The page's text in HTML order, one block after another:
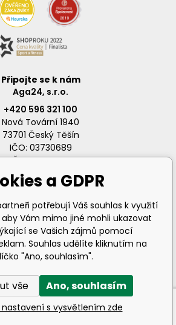
Připojte se k nám
Aga24, s.r.o.
+420 596 321 100
Nová Tovární 1940
73701 Český Těšín
IČO: 03730689
DIČ: CZ03730689
trampolin.cz
a pronájem eshopůBINARGON.cz
a GDPR
potřebují Váš souhlas k využití
Vám mimo jiné mohli ukazovat
se Vašich zájmů pomocí
Souhlas udělíte kliknutím na
"Ano, souhlasím".
vše Ano, souhlasím
nastavení s vysvětlením zde